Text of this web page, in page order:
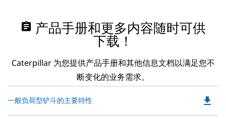
assignment 产品手册和更多内容随时可供
下载！
Caterpillar 为您提供产品手册和其他信息文档以满足您不
断变化的业务需求。
一般负荷型铲斗的主要特性 file_download